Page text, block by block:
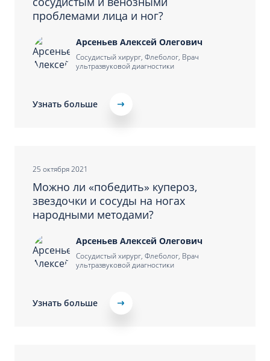
проблемами лица и ног?
Арсеньев Алексей Олегович
Сосудистый хирург, Флеболог, Врач
ультразвуковой диагностики
Узнать больше
25 октября 2021
Можно ли «победить» купероз,
звездочки и сосуды на ногах
народными методами?
Арсеньев Алексей Олегович
Сосудистый хирург, Флеболог, Врач
ультразвуковой диагностики
Узнать больше